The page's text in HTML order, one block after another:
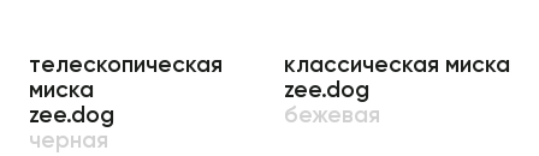
телескопическая
миска
zee.dog
черная
классическая миска
zee.dog
бежевая